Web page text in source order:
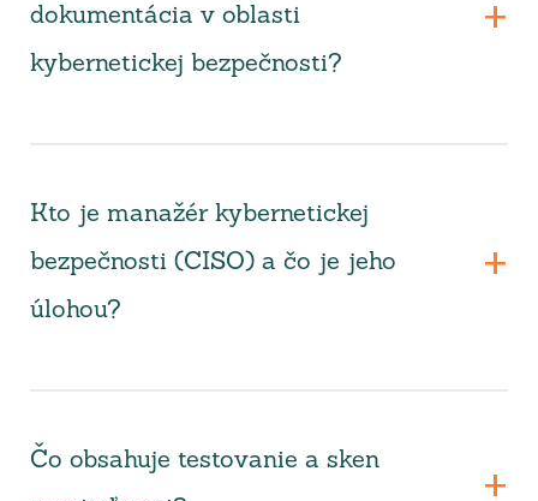
dokumentácia v oblasti
kybernetickej bezpečnosti?
Kto je manažér kybernetickej
bezpečnosti (CISO) a čo je jeho
úlohou?
Čo obsahuje testovanie a sken